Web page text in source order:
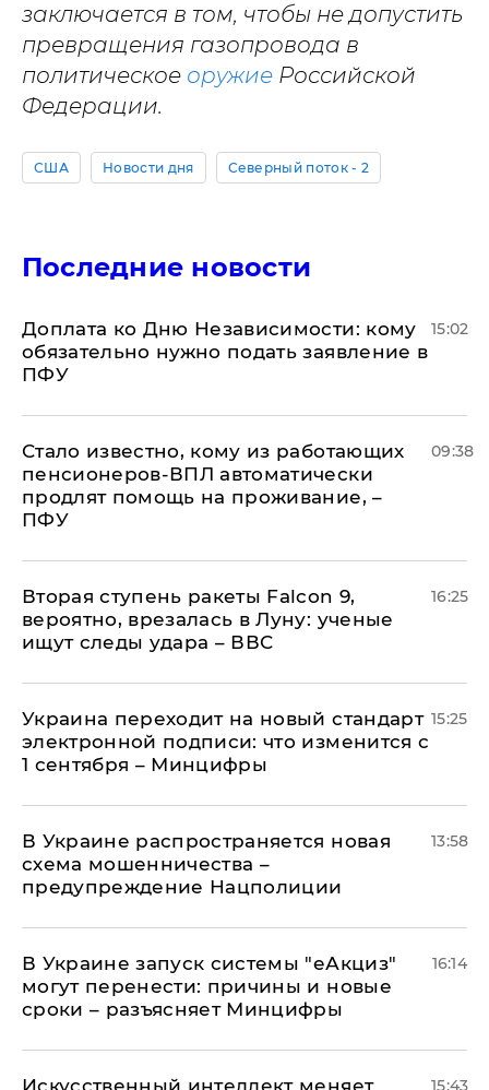
заключается в том, чтобы не допустить
превращения газопровода в
политическое оружие Российской
Федерации.
США Новости дня Северный поток - 2
Последние новости
Доплата ко Дню Независимости: кому
обязательно нужно подать заявление в
ПФУ
15:02
Стало известно, кому из работающих
пенсионеров-ВПЛ автоматически
продлят помощь на проживание, –
ПФУ
09:38
Вторая ступень ракеты Falcon 9,
вероятно, врезалась в Луну: ученые
ищут следы удара – ВВС
16:25
Украина переходит на новый стандарт
электронной подписи: что изменится с
1 сентября – Минцифры
15:25
В Украине распространяется новая
схема мошенничества –
предупреждение Нацполиции
13:58
В Украине запуск системы "еАкциз"
могут перенести: причины и новые
сроки – разъясняет Минцифры
16:14
Искусственный интеллект меняет 15:43